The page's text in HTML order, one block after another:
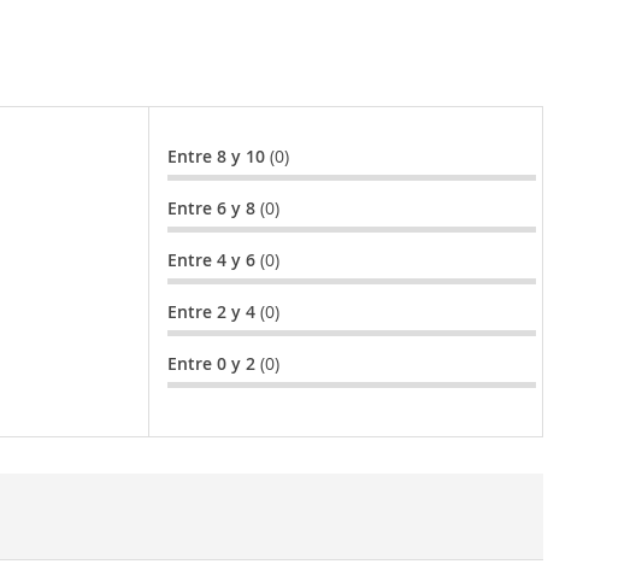
Entre 8 y 10 (0)
Entre 6 y 8 (0)
Entre 4 y 6 (0)
Entre 2 y 4 (0)
Entre 0 y 2 (0)